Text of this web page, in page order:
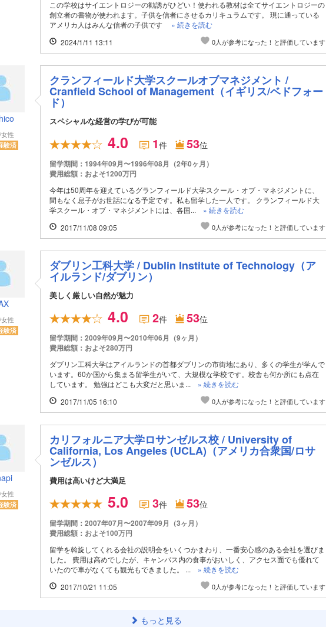
この学校はサイエントロジーの勧誘がひどい！使われる教材は全てサイエントロジーの
創立者の書物が使われます。子供を信者にさせるカリキュラムです。 現に通っている
アメリカ人はみんな信者の子供です » 続きを読む
2024/1/11 13:11
0人が参考になった！と評価しています
性
験済
クランフィールド大学スクールオブマネジメント /
Cranfield School of Management （イギリス/ベドフォー
ド）
スペシャルな経営の学びが可能
4.0 1件 53位
留学期間：1994年09月〜1996年08月（2年0ヶ月）
費用総額：およそ1200万円
今年は50周年を迎えているグランフィールド大学スクール・オブ・マネジメントに、
間もなく息子がお世話になる予定です。私も留学した一人です。 クランフィールド大
学スクール・オブ・マネジメントには、各国... » 続きを読む
2017/11/08 09:05
0人が参考になった！と評価しています
性
験済
ダブリン工科大学 / Dublin Institute of Technology （ア
イルランド/ダブリン）
美しく厳しい自然が魅力
4.0 2件 53位
留学期間：2009年09月〜2010年06月（9ヶ月）
費用総額：およそ280万円
ダブリン工科大学はアイルランドの首都ダブリンの市街地にあり、多くの学生が学んで
います。60か国から集まる留学生がいて、大規模な学校です。校舎も何か所にも点在
しています。 勉強はどこも大変だと思いま... » 続きを読む
2017/11/05 16:10
0人が参考になった！と評価しています
性
験済
カリフォルニア大学ロサンゼルス校 / University of
California, Los Angeles (UCLA) （アメリカ合衆国/ロサ
ンゼルス）
費用は高いけど大満足
5.0 3件 53位
留学期間：2007年07月〜2007年09月（3ヶ月）
費用総額：およそ100万円
留学を斡旋してくれる会社の説明会をいくつかまわり、一番安心感のある会社を選びま
した。 費用は高めでしたが、キャンパス内の食事がおいしく、アクセス面でも優れて
いたので車がなくても観光もできました。 ... » 続きを読む
2017/10/21 11:05
0人が参考になった！と評価しています
もっと見る